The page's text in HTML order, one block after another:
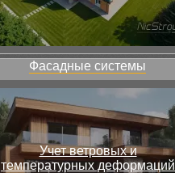
Фасадные системы
Учет ветровых и
температурных деформаций